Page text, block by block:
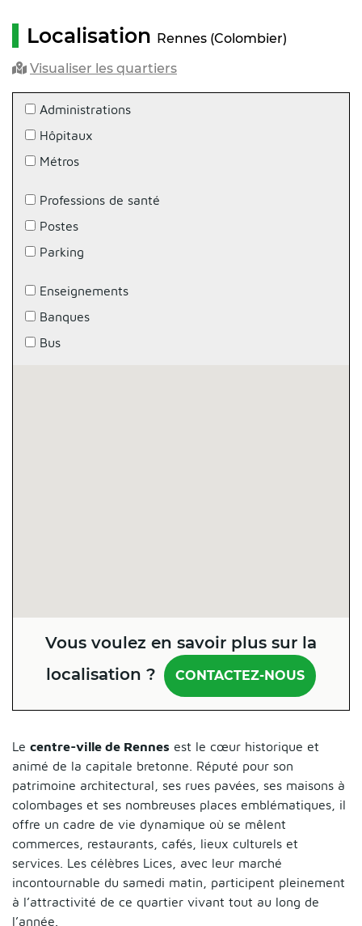
Localisation Rennes (Colombier)
Visualiser les quartiers
Administrations
Hôpitaux
Métros
Professions de santé
Postes
Parking
Enseignements
Banques
Bus
Vous voulez en savoir plus sur la
localisation ?
CONTACTEZ-NOUS
Le centre-ville de Rennes est le cœur historique et
animé de la capitale bretonne. Réputé pour son
patrimoine architectural, ses rues pavées, ses maisons à
colombages et ses nombreuses places emblématiques, il
offre un cadre de vie dynamique où se mêlent
commerces, restaurants, cafés, lieux culturels et
services. Les célèbres Lices, avec leur marché
incontournable du samedi matin, participent pleinement
à l’attractivité de ce quartier vivant tout au long de
l’année.